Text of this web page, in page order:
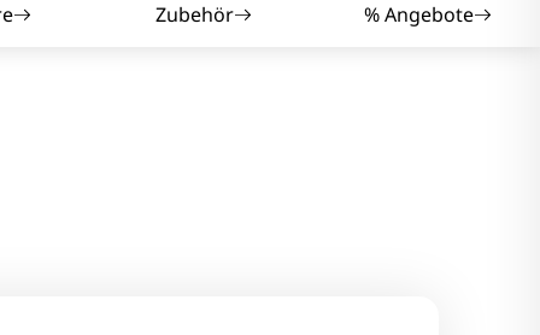
Zubehör % Angebote